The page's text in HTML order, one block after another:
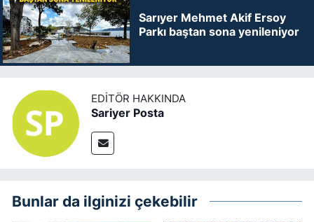
Sarıyer Mehmet Akif Ersoy
Parkı baştan sona yenileniyor
EDITÖR HAKKINDA
Sariyer Posta
Bunlar da ilginizi çekebilir